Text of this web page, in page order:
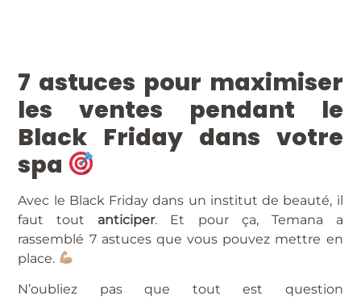
7 astuces pour maximiser
les ventes pendant le
Black Friday dans votre
spa
Avec le Black Friday dans un institut de beauté, il
faut tout anticiper. Et pour ça, Temana a
rassemblé 7 astuces que vous pouvez mettre en
place.
N’oubliez pas que tout est question